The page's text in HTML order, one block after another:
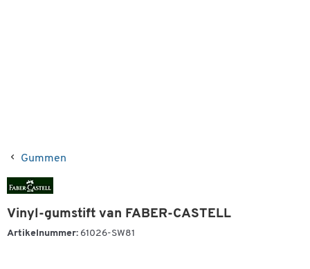
Gummen
Vinyl-gumstift van FABER-CASTELL
Artikelnummer: 61026-SW81